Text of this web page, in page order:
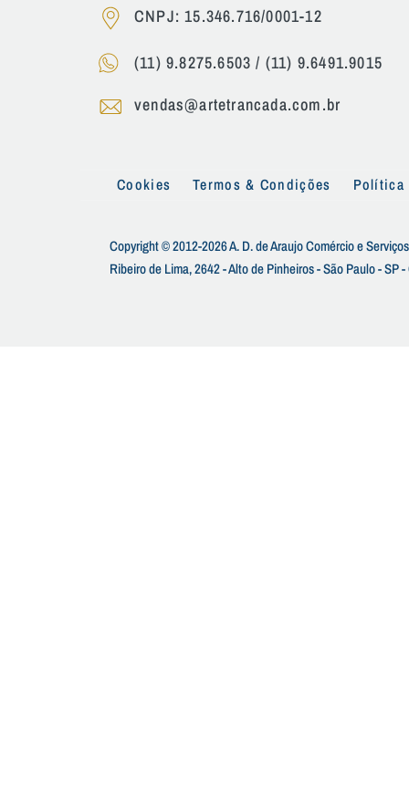
CNPJ: 15.346.716/0001-12
(11) 9.8275.6503 / (11) 9.6491.9015
vendas@artetrancada.com.br
Cookies Termos & Condições Política
Copyright © 2012-2026 A. D. de Araujo Comércio e
Ribeiro de Lima, 2642 - Alto de Pinheiros - São Paulo - SP